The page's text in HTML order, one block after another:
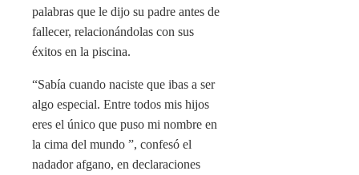
palabras que le dijo su padre antes de
fallecer, relacionándolas con sus
éxitos en la piscina.
“Sabía cuando naciste que ibas a ser
algo especial. Entre todos mis hijos
eres el único que puso mi nombre en
la cima del mundo ”, confesó el
nadador afgano, en declaraciones